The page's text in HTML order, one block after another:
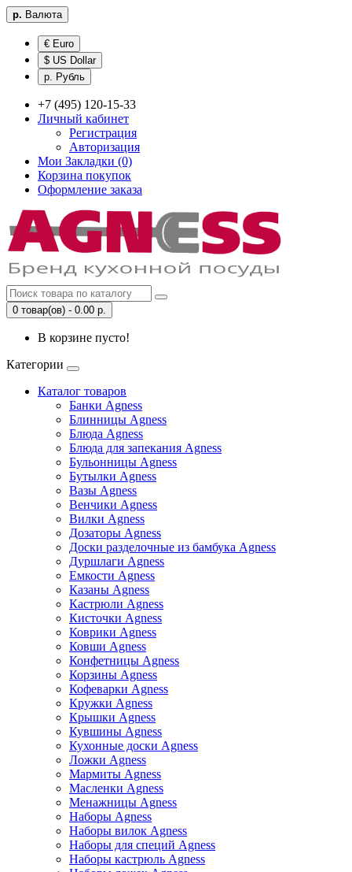
р. Валюта
€ Euro
$ US Dollar
р. Рубль
+7 (495) 120-15-33
Личный кабинет
Регистрация
Авторизация
Мои Закладки (0)
Корзина покупок
Оформление заказа
0 товар(ов) - 0.00 р.
В корзине пусто!
Категории
Каталог товаров
Банки Agness
Блинницы Agness
Блюда Agness
Блюда для запекания Agness
Бульонницы Agness
Бутылки Agness
Вазы Agness
Венчики Agness
Вилки Agness
Дозаторы Agness
Доски разделочные из бамбука Agness
Дуршлаги Agness
Емкости Agness
Казаны Agness
Кастрюли Agness
Кисточки Agness
Коврики Agness
Ковши Agness
Конфетницы Agness
Корзины Agness
Кофеварки Agness
Кружки Agness
Крышки Agness
Кувшины Agness
Кухонные доски Agness
Ложки Agness
Мармиты Agness
Масленки Agness
Менажницы Agness
Наборы Agness
Наборы вилок Agness
Наборы для специй Agness
Наборы кастрюль Agness